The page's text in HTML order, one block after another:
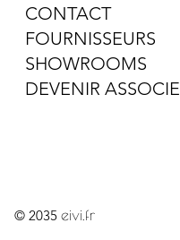
CONTACT
FOURNISSEURS
SHOWROOMS
DEVENIR ASSOCIE
© 2035 eivi.fr